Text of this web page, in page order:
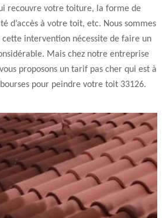
recouvre votre toiture, la forme de
d’accès à votre toit, etc. Nous sommes
cette intervention nécessite de faire un
Mais chez notre entreprise
proposons un tarif pas cher qui est à
pour peindre votre toit 33126.